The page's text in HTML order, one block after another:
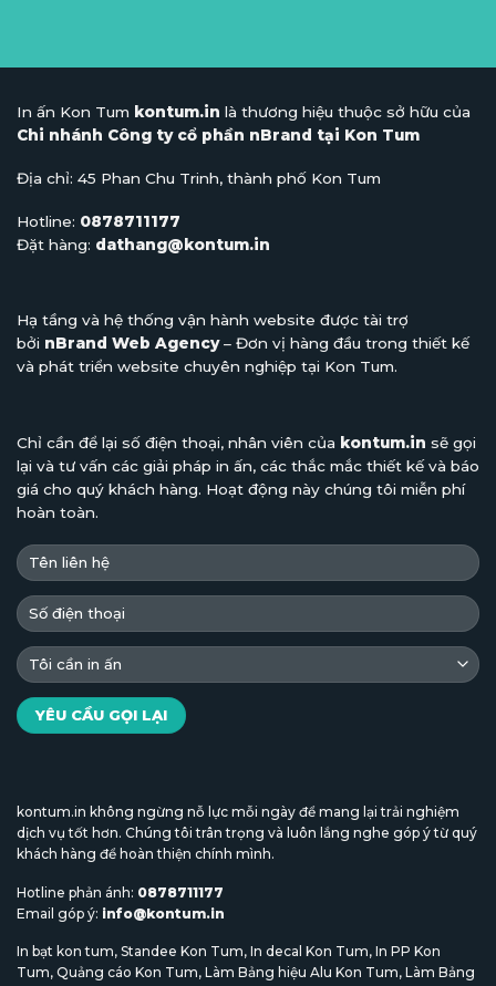
In ấn Kon Tum kontum.in là thương hiệu thuộc sở hữu của
Chi nhánh Công ty cổ phần nBrand tại Kon Tum
Địa chỉ: 45 Phan Chu Trinh, thành phố Kon Tum
Hotline: 0878711177
Đặt hàng: dathang@kontum.in
Hạ tầng và hệ thống vận hành website được tài trợ
bởi nBrand Web Agency– Đơn vị hàng đầu trong thiết kế
và phát triển website chuyên nghiệp tại Kon Tum.
Chỉ cần để lại số điện thoại, nhân viên của kontum.in sẽ gọi
lại và tư vấn các giải pháp in ấn, các thắc mắc thiết kế và báo
giá cho quý khách hàng. Hoạt động này chúng tôi miễn phí
hoàn toàn.
kontum.in không ngừng nỗ lực mỗi ngày để mang lại trải nghiệm
dịch vụ tốt hơn. Chúng tôi trân trọng và luôn lắng nghe góp ý từ quý
khách hàng để hoàn thiện chính mình.
Hotline phản ánh: 0878711177
Email góp ý: info@kontum.in
In bạt kon tum, Standee Kon Tum, In decal Kon Tum, In PP Kon
Tum, Quảng cáo Kon Tum, Làm Bảng hiệu Alu Kon Tum, Làm Bảng